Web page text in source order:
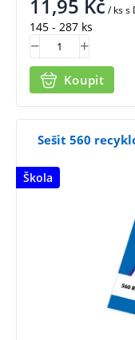
11,95 Kč/ kss
145 - 287 ks
Koupit
Škola
Sešit 560